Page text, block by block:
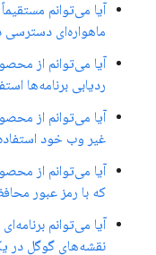
آیا می‌توانم
ماهواره‌ای دسترسی
آیا می‌توانم از
ردیابی برنامه‌ها
آیا می‌توانم از
غیر وب خود
آیا می‌توانم از
که با رمز عبور
آیا می‌توانم
نقشه‌های گوگل در